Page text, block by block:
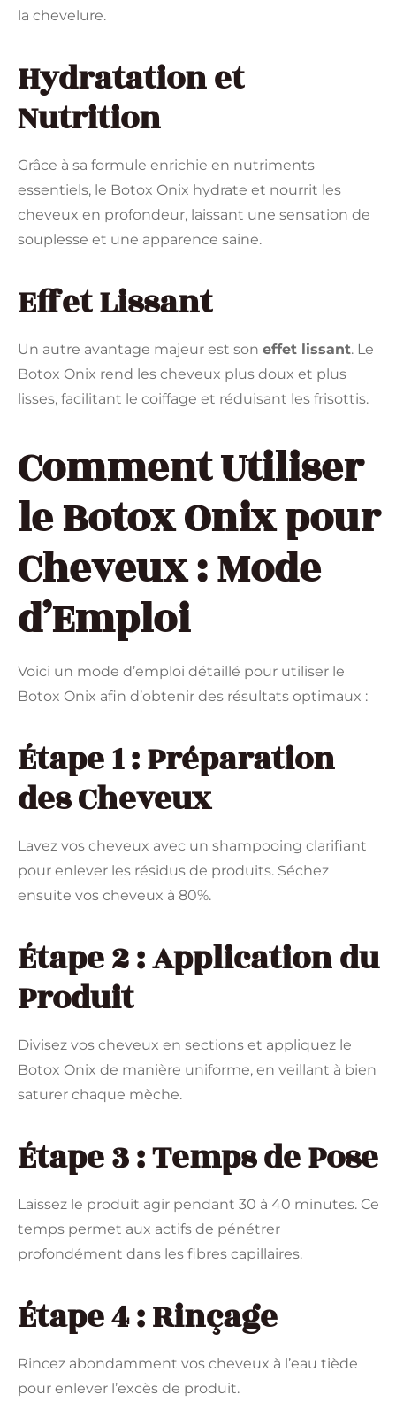
la chevelure.
Hydratation et
Nutrition
Grâce à sa formule enrichie en nutriments
essentiels, le Botox Onix hydrate et nourrit les
cheveux en profondeur, laissant une sensation de
souplesse et une apparence saine.
Effet Lissant
Un autre avantage majeur est son effet lissant. Le
Botox Onix rend les cheveux plus doux et plus
lisses, facilitant le coiffage et réduisant les frisottis.
Comment Utiliser
le Botox Onix pour
Cheveux : Mode
d’Emploi
Voici un mode d’emploi détaillé pour utiliser le
Botox Onix afin d’obtenir des résultats optimaux :
Étape 1 : Préparation
des Cheveux
Lavez vos cheveux avec un shampooing clarifiant
pour enlever les résidus de produits. Séchez
ensuite vos cheveux à 80%.
Étape 2 : Application du
Produit
Divisez vos cheveux en sections et appliquez le
Botox Onix de manière uniforme, en veillant à bien
saturer chaque mèche.
Étape 3 : Temps de Pose
Laissez le produit agir pendant 30 à 40 minutes. Ce
temps permet aux actifs de pénétrer
profondément dans les fibres capillaires.
Étape 4 : Rinçage
Rincez abondamment vos cheveux à l’eau tiède
pour enlever l’excès de produit.